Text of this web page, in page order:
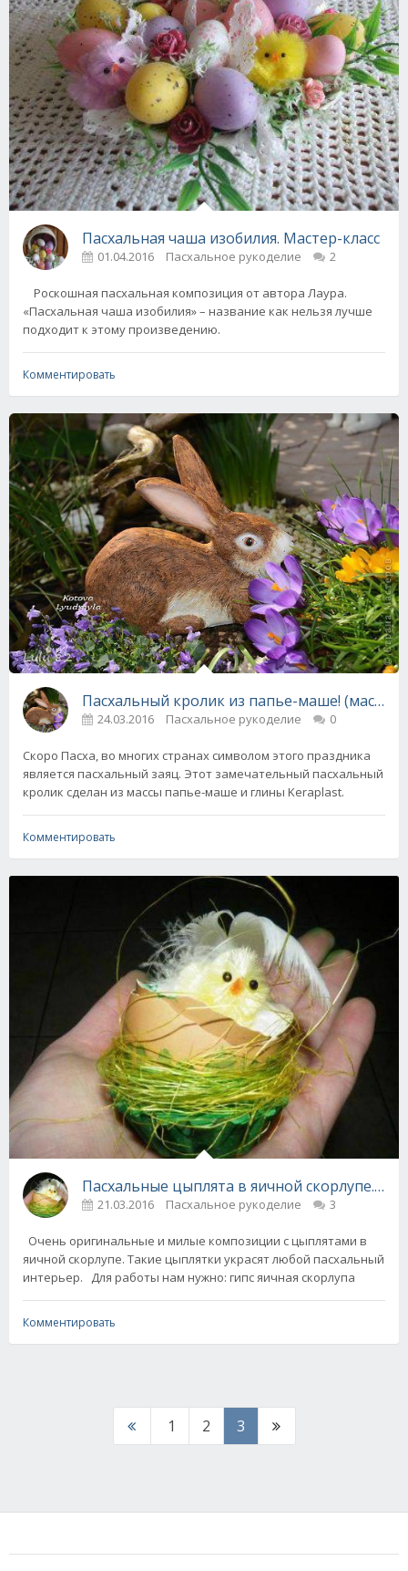
Пасхальная чаша изобилия. Мастер-класс
01.04.2016 Пасхальное рукоделие 2
«Пасхальная чаша изобилия» – название как нельзя лучше
подходит к этому произведению.
Комментировать
Пасхальный кролик из папье-маше! (мастер-
24.03.2016 Пасхальное рукоделие 0
Скоро Пасха, во многих странах символом этого праздника
является пасхальный заяц. Этот замечательный пасхальный
Комментировать
Пасхальные цыплята в яичной скорлупе.
21.03.2016 Пасхальное рукоделие 3
Очень оригинальные и милые композиции с цыплятами в
яичной скорлупе. Такие цыплятки украсят любой пасхальный
интерьер. Для работы нам нужно: гипс яичная скорлупа
Комментировать
1 2 3